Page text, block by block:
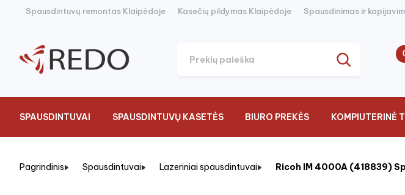
Spausdintuvų remontas Klaipėdoje Kasečių pildymas Klaipėdoje Spausdinimas ir
SPAUSDINTUVAI SPAUSDINTUVŲ KASETĖS BIURO PREKĖS KOMPIUTERINĖ
Pagrindinis Spausdintuvai Lazeriniai spausdintuvai Ricoh IM 4000A (418839)